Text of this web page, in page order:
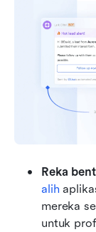
Reka
alih
mereka
untuk